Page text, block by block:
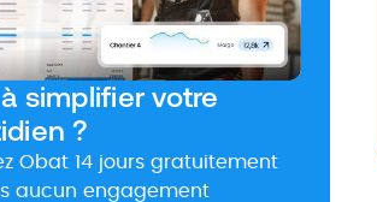
simplifier votre
?
Obat 14 jours gratuitement
aucun engagement